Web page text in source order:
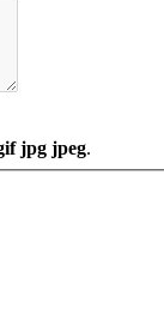
jpg jpeg.